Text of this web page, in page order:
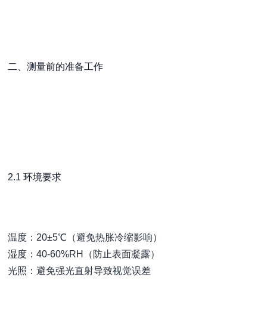
二、测量前的准备工作
2.1 环境要求
温度：20±5℃（避免热胀冷缩影响）
湿度：40-60%RH（防止表面凝露）
光照：避免强光直射导致视觉误差